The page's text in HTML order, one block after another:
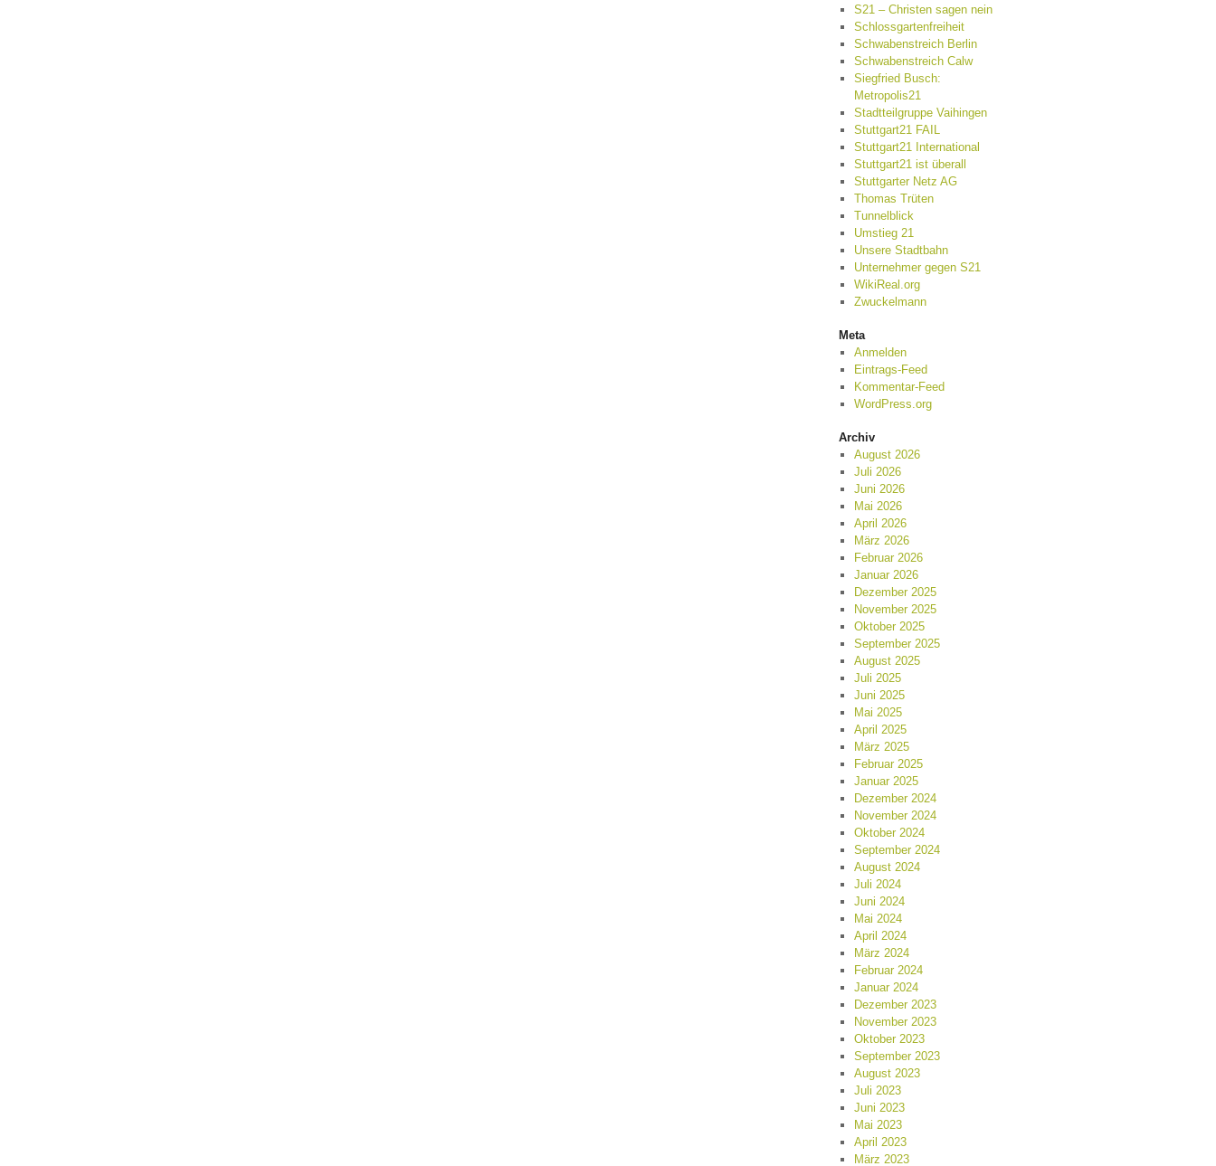
S21 – Christen sagen nein
Schlossgartenfreiheit
Schwabenstreich Berlin
Schwabenstreich Calw
Siegfried Busch:
Metropolis21
Stadtteilgruppe Vaihingen
Stuttgart21 FAIL
Stuttgart21 International
Stuttgart21 ist überall
Stuttgarter Netz AG
Thomas Trüten
Tunnelblick
Umstieg 21
Unsere Stadtbahn
Unternehmer gegen S21
WikiReal.org
Zwuckelmann
Meta
Anmelden
Eintrags-Feed
Kommentar-Feed
WordPress.org
Archiv
August 2026
Juli 2026
Juni 2026
Mai 2026
April 2026
März 2026
Februar 2026
Januar 2026
Dezember 2025
November 2025
Oktober 2025
September 2025
August 2025
Juli 2025
Juni 2025
Mai 2025
April 2025
März 2025
Februar 2025
Januar 2025
Dezember 2024
November 2024
Oktober 2024
September 2024
August 2024
Juli 2024
Juni 2024
Mai 2024
April 2024
März 2024
Februar 2024
Januar 2024
Dezember 2023
November 2023
Oktober 2023
September 2023
August 2023
Juli 2023
Juni 2023
Mai 2023
April 2023
März 2023